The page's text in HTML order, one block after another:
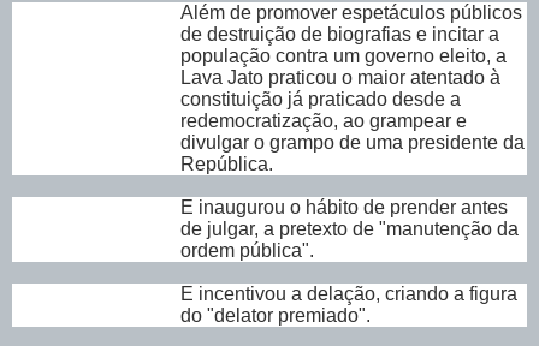
Além de promover espetáculos públicos
de destruição de biografias e incitar a
população contra um governo eleito, a
Lava Jato praticou o maior atentado à
constituição já praticado desde a
redemocratização, ao grampear e
divulgar o grampo de uma presidente da
República.
E inaugurou o hábito de prender antes
de julgar, a pretexto de "manutenção da
ordem pública".
E incentivou a delação, criando a figura
do "delator premiado".